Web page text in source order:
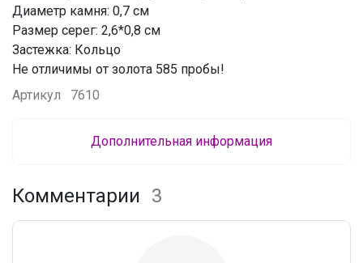
Диаметр камня: 0,7 см
Размер серег: 2,6*0,8 см
Застежка: Кольцо
Не отличимы от золота 585 пробы!
Артикул
7610
Дополнительная информация
Комментарии 3